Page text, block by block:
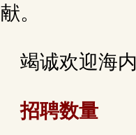
献。
竭诚欢迎海
招聘数量